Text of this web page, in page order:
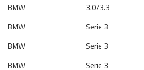
BMW
3.0/3.3
BMW
Serie 3
BMW
Serie 3
BMW
Serie 3